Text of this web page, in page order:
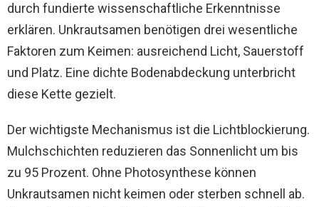
durch fundierte wissenschaftliche Erkenntnisse
erklären. Unkrautsamen benötigen drei wesentliche
Faktoren zum Keimen: ausreichend Licht, Sauerstoff
und Platz. Eine dichte Bodenabdeckung unterbricht
diese Kette gezielt.
Der wichtigste Mechanismus ist die Lichtblockierung.
Mulchschichten reduzieren das Sonnenlicht um bis
zu 95 Prozent. Ohne Photosynthese können
Unkrautsamen nicht keimen oder sterben schnell ab.